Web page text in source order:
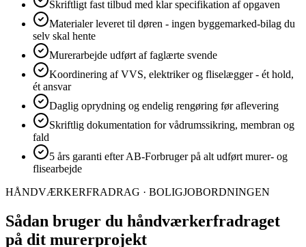
Skriftligt fast tilbud med klar specifikation af opgaven
Materialer leveret til døren - ingen byggemarked-bilag du
selv skal hente
Murerarbejde udført af faglærte svende
Koordinering af VVS, elektriker og fliselægger - ét hold,
ét ansvar
Daglig oprydning og endelig rengøring før aflevering
Skriftlig dokumentation for vådrumssikring, membran og
fald
5 års garanti efter AB-Forbruger på alt udført murer- og
flisearbejde
HÅNDVÆRKERFRADRAG · BOLIGJOBORDNINGEN
Sådan bruger du håndværkerfradraget
på dit murerprojekt